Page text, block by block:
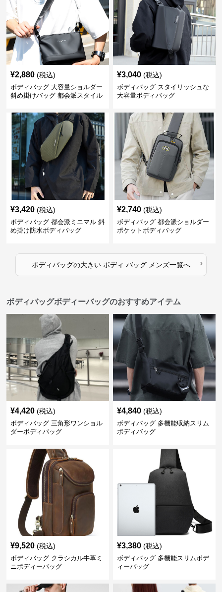
¥2,880 (税込)
ボディバッグ 大容量ショルダー
斜め掛けバッグ 都会派スタイル
¥3,040 (税込)
ボディバッグ スタイリッシュな
大容量ボディバッグ
¥3,420 (税込)
ボディバッグ 都会派ミニマル 斜
め掛け防水ボディバッグ
¥2,740 (税込)
ボディバッグ 都会派ショルダー
ポケットボディバッグ
ボディバッグの大きい ボディ バッグ メンズ一覧へ ›
ボディバッグボディーバッグのおすすめアイテム
¥4,420 (税込)
ボディバッグ 三角形ワンショル
ダーボディバッグ
¥4,840 (税込)
ボディバッグ 多機能収納スリム
ボディバッグ
¥9,520 (税込)
ボディバッグ クラシカル牛革ミ
ニボディーバッグ
¥3,380 (税込)
ボディバッグ 多機能スリムボデ
ィーバッグ